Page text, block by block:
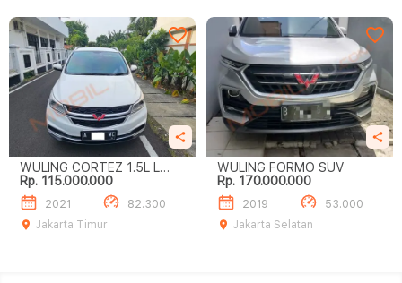
WULING CORTEZ 1.5L L
TURBO A/T
Rp. 115.000.000
2021
82.300
Jakarta Timur
WULING FORMO SUV
Rp. 170.000.000
2019
53.000
Jakarta Selatan